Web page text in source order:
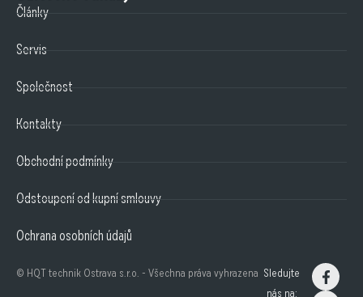
Články
Servis
Společnost
Kontakty
Obchodní podmínky
Odstoupení od kupní smlouvy
Ochrana osobních údajů
© HQT technik Ostrava s.r.o. - Všechna práva vyhrazena Sledujte
nás na: